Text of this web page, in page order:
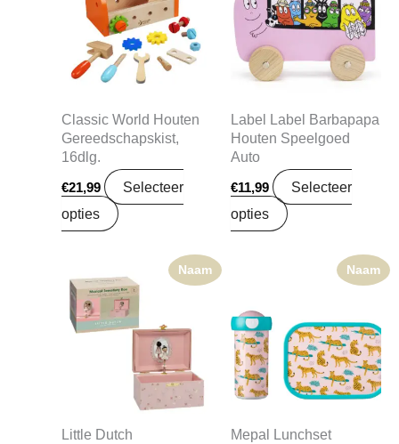
Classic World Houten
Gereedschapskist,
16dlg.
€21,99
Selecteer
opties
Label Label Barbapapa
Houten Speelgoed
Auto
€11,99
Selecteer
opties
Naam
Little Dutch
Naam
Mepal Lunchset